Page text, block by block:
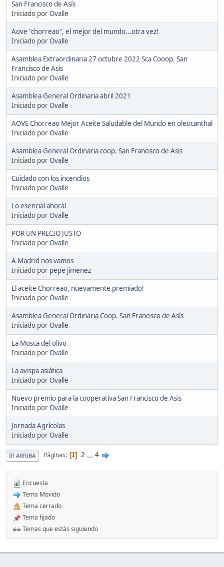
San Francisco de Asís
Iniciado porOvalle
Aove "chorreao", el mejor del mundo...otra vez!
Iniciado porOvalle
Asamblea Extraordinaria 27 octubre 2022 Sca Cooop. San
Francisco de Asis
Iniciado porOvalle
Asamblea General Ordinaria abril 2021
Iniciado porOvalle
AOVE Chorreao Mejor Aceite Saludable del Mundo en oleocanthal
Iniciado porOvalle
Asamblea General Ordinaria coop. San Francisco de Asis
Iniciado porOvalle
Cuidado con los incendios
Iniciado porOvalle
Lo esencial ahora!
Iniciado porOvalle
POR UN PRECIO JUSTO
Iniciado porOvalle
A Madrid nos vamos
Iniciado por pepe jimenez
El aceite Chorreao, nuevamente premiado!
Iniciado porOvalle
Asamblea General Ordinaria Coop. San Francisco de Asís
Iniciado porOvalle
La Mosca del olivo
Iniciado porOvalle
La avispa asiática
Iniciado porOvalle
Nuevo premio para la cooperativa San Francisco de Asis
Iniciado porOvalle
Jornada Agrícolas
Iniciado porOvalle
IR ARRIBA Páginas 1 2 ... 4
Encuesta
Tema Movido
Tema cerrado
Tema fijado
Temas que estás siguiendo